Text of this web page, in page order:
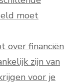
moet
over financiën
zijn van
voor je